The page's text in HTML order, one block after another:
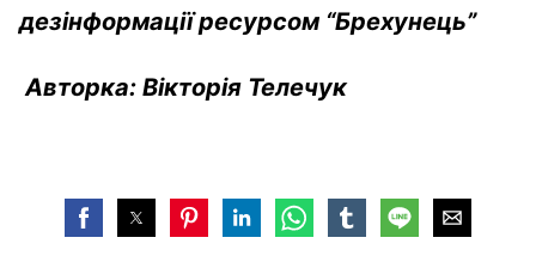
дезінформації ресурсом “Брехунець”
Авторка: Вікторія Телечук